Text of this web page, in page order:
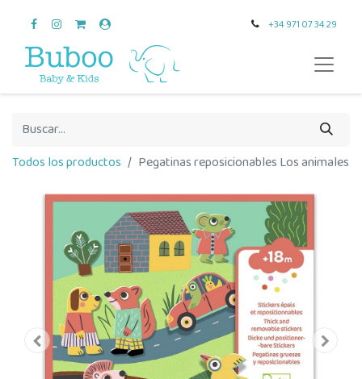
+34 971 07 34 29
Todos los productos Pegatinas reposicionables Los animales